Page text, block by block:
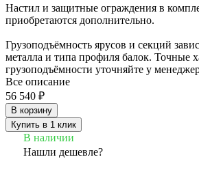
Настил и защитные ограждения в
приобретаются дополнительно.
Грузоподъёмность ярусов и секций
металла и типа профиля балок. Точные
грузоподъёмности уточняйте у
Все описание
56 540 ₽
В корзину
Купить в 1 клик
В наличии
Нашли дешевле?